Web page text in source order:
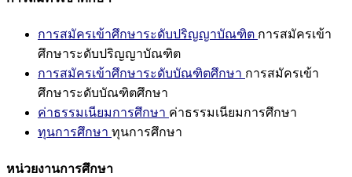
การสมัครเข้าศึกษาระดับปริญญาบัณฑิต การสมัครเข้า
ศึกษาระดับปริญญาบัณฑิต
การสมัครเข้าศึกษาระดับบัณฑิตศึกษา การสมัครเข้า
ศึกษาระดับบัณฑิตศึกษา
ค่าธรรมเนียมการศึกษา ค่าธรรมเนียมการศึกษา
ทุนการศึกษา ทุนการศึกษา
หน่วยงานการศึกษา